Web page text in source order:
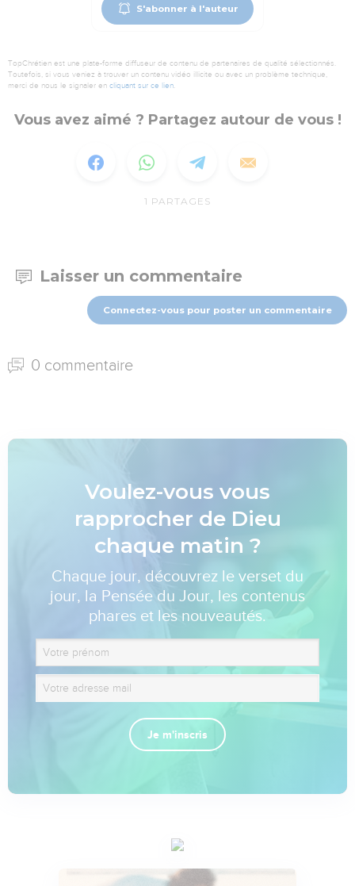
S'abonner à l'auteur
TopChrétien est une plate-forme diffuseur de contenu de partenaires de qualité sélectionnés.
Toutefois, si vous veniez à trouver un contenu vidéo illicite ou avec un problème technique,
merci de nous le signaler en cliquant sur ce lien.
Vous avez aimé ? Partagez autour de vous !
1 PARTAGES
Laisser un commentaire
Connectez-vous pour poster un commentaire
0 commentaire
Voulez-vous vous
rapprocher de Dieu
chaque matin ?
Chaque jour, découvrez le verset du
jour, la Pensée du Jour, les contenus
phares et les nouveautés.
Je m'inscris